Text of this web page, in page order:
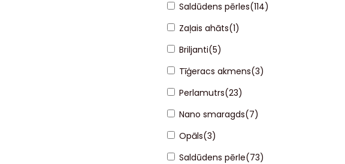
Saldūdens pērles(114)
Zaļais ahāts(1)
Briljanti(5)
Tīģeracs akmens(3)
Perlamutrs(23)
Nano smaragds(7)
Opāls(3)
Saldūdens pērle(73)